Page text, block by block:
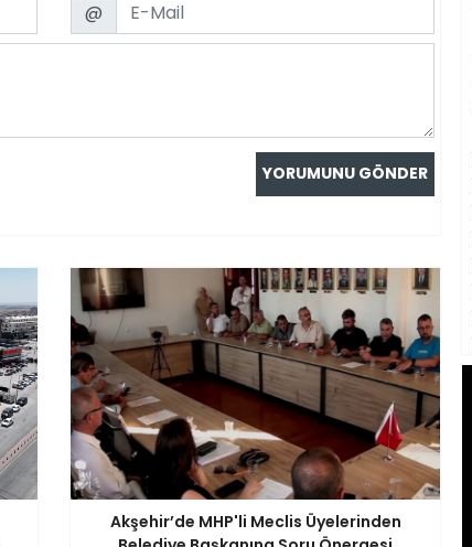
@
Akşehir’de MHP'li Meclis Üyelerinden